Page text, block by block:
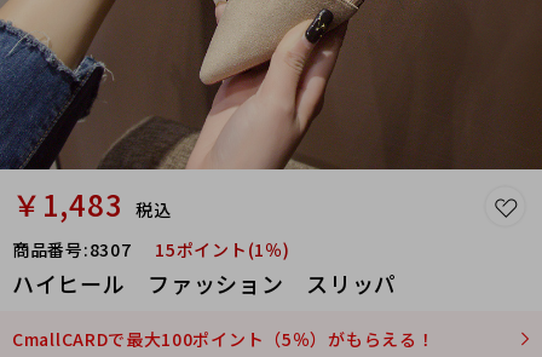
￥1,483
税込
商品番号:8307 15ポイント(1％)
ハイヒール ファッション スリッパ
CmallCARDで最大100ポイント（5％）がもらえる！